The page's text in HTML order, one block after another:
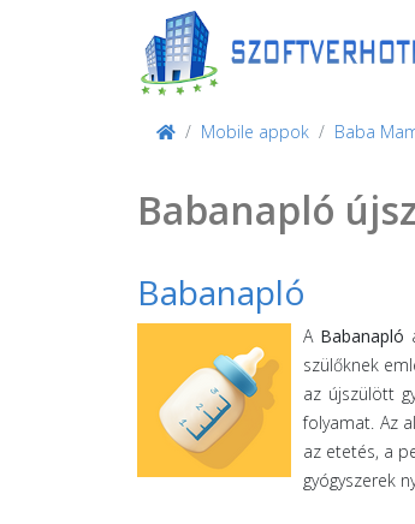
Mobile appok Baba
Babanapló
Babanapló
A Babanapló
szülőknek
az újszülött
folyamat. Az
az etetés, a
gyógyszerek